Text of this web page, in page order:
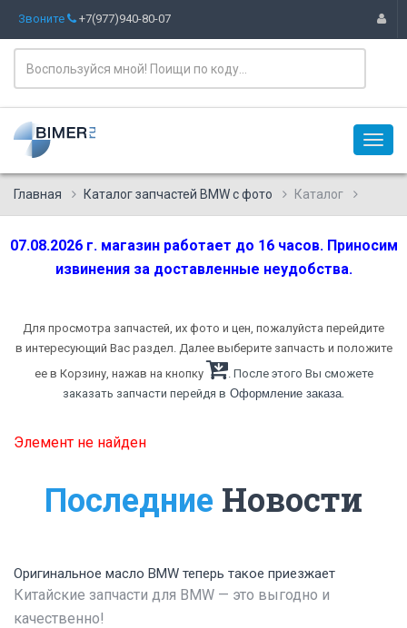
Звоните +7(977)940-80-07
Главная Каталог запчастей BMW с фото Каталог
07.08.2026 г. магазин работает до 16 часов. Приносим
извинения за доставленные неудобства.
Для просмотра запчастей, их фото и цен, пожалуйста перейдите
в интересующий Вас раздел. Далее выберите запчасть и положите
ее в Корзину, нажав на кнопку
. После этого Вы сможете
заказать запчасти перейдя в Оформление заказа.
Элемент не найден
Последние Новости
Оригинальное масло BMW теперь такое приезжает
Китайские запчасти для BMW — это выгодно и
качественно!